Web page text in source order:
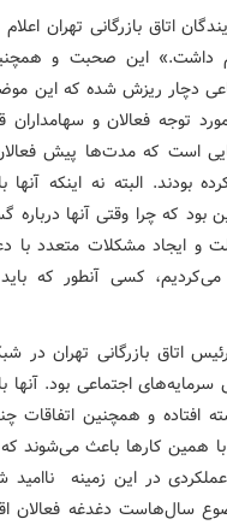
اتاق بازرگانی تهران
داشت.» این صحبت و
دچار ریزش شده که این
توجه فعالان و سهامداران
است که مدت‌ها پیش
بودند. البته نه اینکه
که چرا وقتی آنها درباره
و ایجاد مشکلات متعدد با
کسی آنطور که
بازرگانی تهران در
اجتماعی بود. آنها
افتاده و همچنین اتفاقات
همین کارها باعث می‌شوند که
در این زمینه ناامید
سال‌هاست دغدغه فعالان